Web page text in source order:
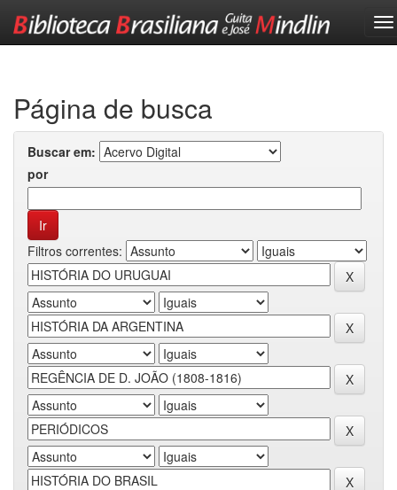
Página de busca
Buscar em:
por
Filtros correntes: